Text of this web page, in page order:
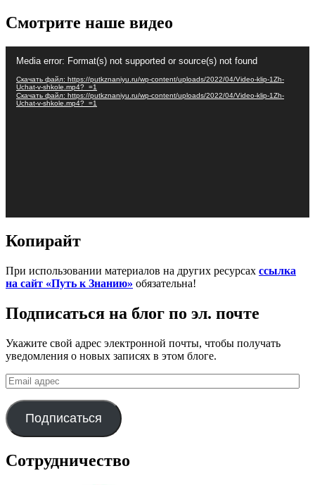
Смотрите наше видео
Media error: Format(s) not supported or source(s) not found
Скачать файл: https://putkznaniyu.ru/wp-content/uploads/2022/04/Video-klip-1Zh-
Uchat-v-shkole.mp4?_=1
Скачать файл: https://putkznaniyu.ru/wp-content/uploads/2022/04/Video-klip-1Zh-
Uchat-v-shkole.mp4?_=1
Копирайт
При использовании материалов на других ресурсах ссылка
на сайт «Путь к Знанию» обязательна!
Подписаться на блог по эл. почте
Укажите свой адрес электронной почты, чтобы получать
уведомления о новых записях в этом блоге.
Email
адрес
Подписаться
Сотрудничество